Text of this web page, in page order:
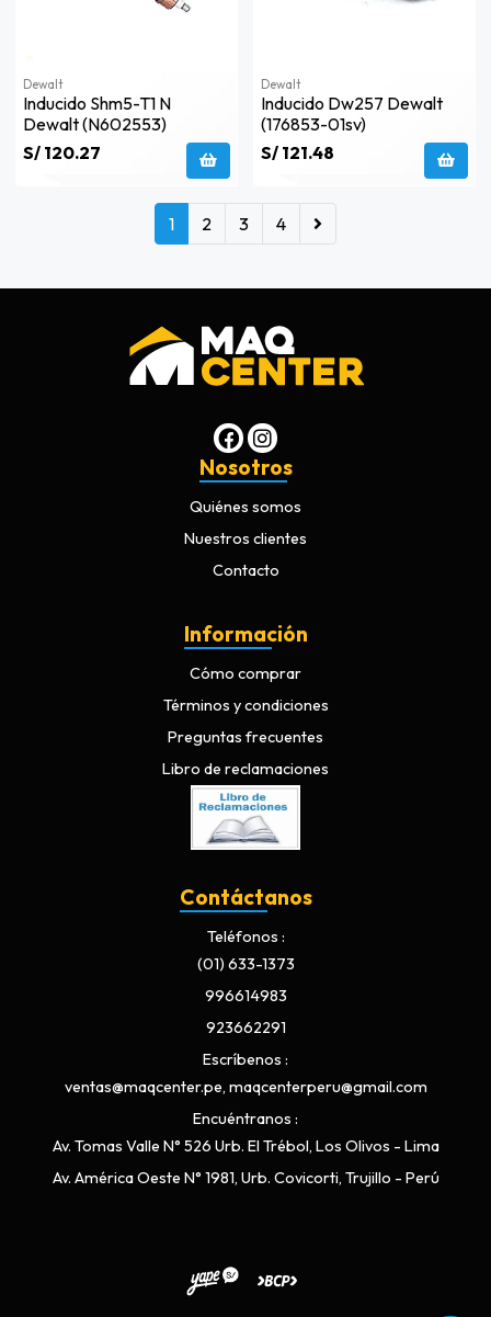
Dewalt
Inducido Shm5-T1 N
Dewalt (n602553)
S/ 120.27
Dewalt
Inducido Dw257 Dewalt
(176853-01sv)
S/ 121.48
1 2 3 4
Nosotros
Quiénes somos
Nuestros clientes
Contacto
Información
Cómo comprar
Términos y condiciones
Preguntas frecuentes
Libro de reclamaciones
Contáctanos
Teléfonos
(01) 633-1373
996614983
923662291
Escríbenos
ventas@maqcenter.pe, maqcenterperu@gmail.com
Encuéntranos
Av. Tomas Valle N° 526 Urb. El Trébol, Los Olivos - Lima
Av. América Oeste N° 1981, Urb. Covicorti, Trujillo - Perú